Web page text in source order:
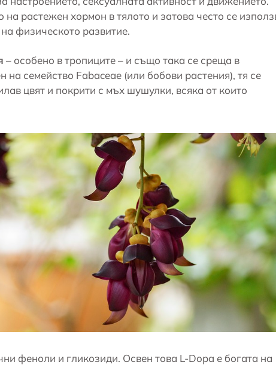
растежен хормон в тялото и затова често се
физическото развитие.
– особено в тропиците – и също така се среща в
семейство Fabaceae (или бобови растения), тя се
цвят и покрити с мъх шушулки, всяка от които
феноли и гликозиди. Освен това L-Dopa е богата на